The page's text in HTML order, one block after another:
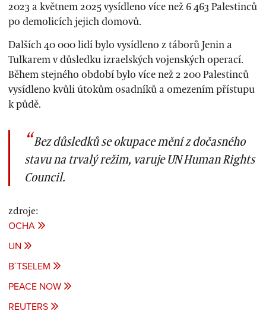
2023 a květnem 2025 vysídleno více než 6 463 Palestinců
po demolicích jejich domovů.
Dalších 40 000 lidí bylo vysídleno z táborů Jenin a
Tulkarem v důsledku izraelských vojenských operací.
Během stejného období bylo více než 2 200 Palestinců
vysídleno kvůli útokům osadníků a omezením přístupu
k půdě.
Bez důsledků se okupace mění z dočasného
stavu na trvalý režim, varuje UN Human Rights
Council.
zdroje:
OCHA
UN
B´TSELEM
PEACE NOW
REUTERS